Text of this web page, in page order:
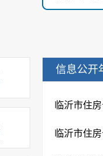
信息公开
临沂市住
临沂市住